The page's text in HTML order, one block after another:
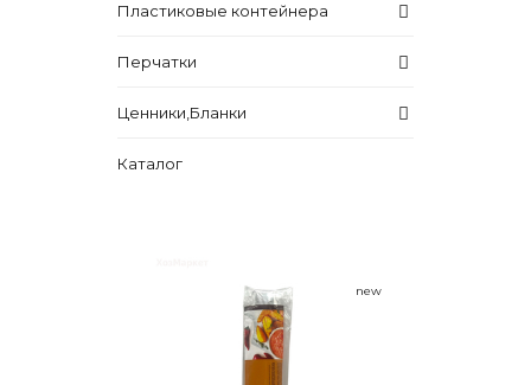
Пластиковые контейнера
Перчатки
Ценники,Бланки
Каталог
new